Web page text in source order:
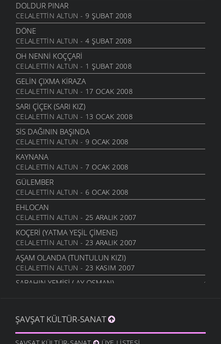
DOLDUR PINAR
CELALETTIN ALTUN - 9 ŞUBAT 2008
DÖNE
CELALETTIN ALTUN - 4 ŞUBAT 2008
OH NENNI KOÇÇARI
CELALETTIN ALTUN - 1 ŞUBAT 2008
GELIN ÇIXMA KIRAZA
CELALETTIN ALTUN - 17 OCAK 2008
SARI ÇIÇEK (SARI KIZ)
CELALETTIN ALTUN - 13 OCAK 2008
SIS DAĞININ BAŞINDA
CELALETTIN ALTUN - 9 OCAK 2008
KAYNANA
CELALETTIN ALTUN - 7 OCAK 2008
GÜLEMBER
CELALETTIN ALTUN - 6 OCAK 2008
EHLOCAN
CELALETTIN ALTUN - 25 ARALIK 2007
KOÇERI (YATMA YEŞIL ÇIMENE)
CELALETTIN ALTUN - 23 ARALIK 2007
AŞAM OLANDA (TUNTULUN KIZI)
CELALETTIN ALTUN - 23 KASIM 2007
SABAHIN YEMIŞI ( AY OSMAN)
CELALETTIN ALTUN- 20 KASIM 2007
MEREKTE SARI SAMAN
ŞAVŞAT KÜLTÜR-SANAT